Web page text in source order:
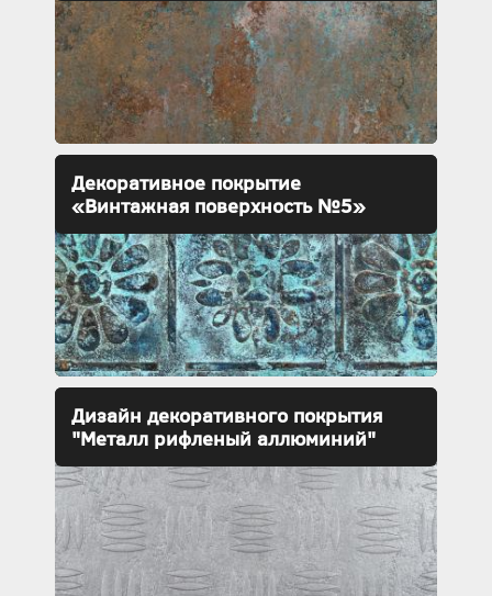
Декоративное покрытие
«Винтажная поверхность №5»
Дизайн декоративного покрытия
"Металл рифленый аллюминий"